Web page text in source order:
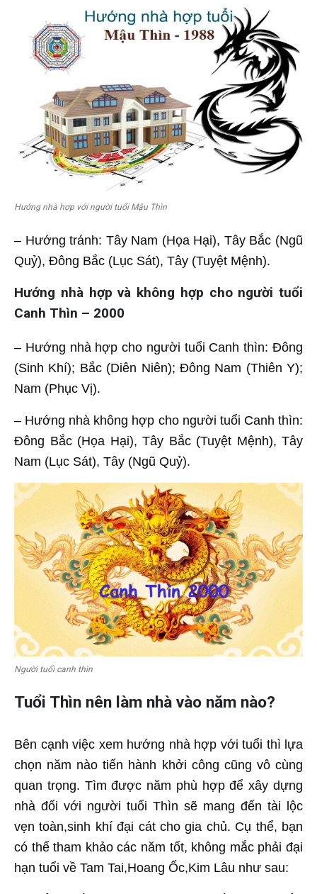
Hướng nhà hợp với người tuổi Mậu Thìn
– Hướng tránh: Tây Nam (Họa Hại), Tây Bắc (Ngũ
Quỷ), Đông Bắc (Lục Sát), Tây (Tuyệt Mệnh).
Hướng nhà hợp và không hợp cho người tuổi
Canh Thìn – 2000
– Hướng nhà hợp cho người tuổi Canh thìn: Đông
(Sinh Khí); Bắc (Diên Niên); Đông Nam (Thiên Y);
Nam (Phục Vị).
– Hướng nhà không hợp cho người tuổi Canh thìn:
Đông Bắc (Họa Hại), Tây Bắc (Tuyệt Mệnh), Tây
Nam (Lục Sát), Tây (Ngũ Quỷ).
Người tuổi canh thìn
Tuổi Thìn nên làm nhà vào năm nào?
Bên cạnh việc xem hướng nhà hợp với tuổi thì lựa
chọn năm nào tiến hành khởi công cũng vô cùng
quan trọng. Tìm được năm phù hợp để xây dựng
nhà đối với người tuổi Thìn sẽ mang đến tài lộc
vẹn toàn,sinh khí đại cát cho gia chủ. Cụ thể, bạn
có thể tham khảo các năm tốt, không mắc phải đại
hạn tuổi về Tam Tai,Hoang Ốc,Kim Lâu như sau: